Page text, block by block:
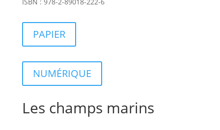
PAPIER
NUMÉRIQUE
Les champs marins